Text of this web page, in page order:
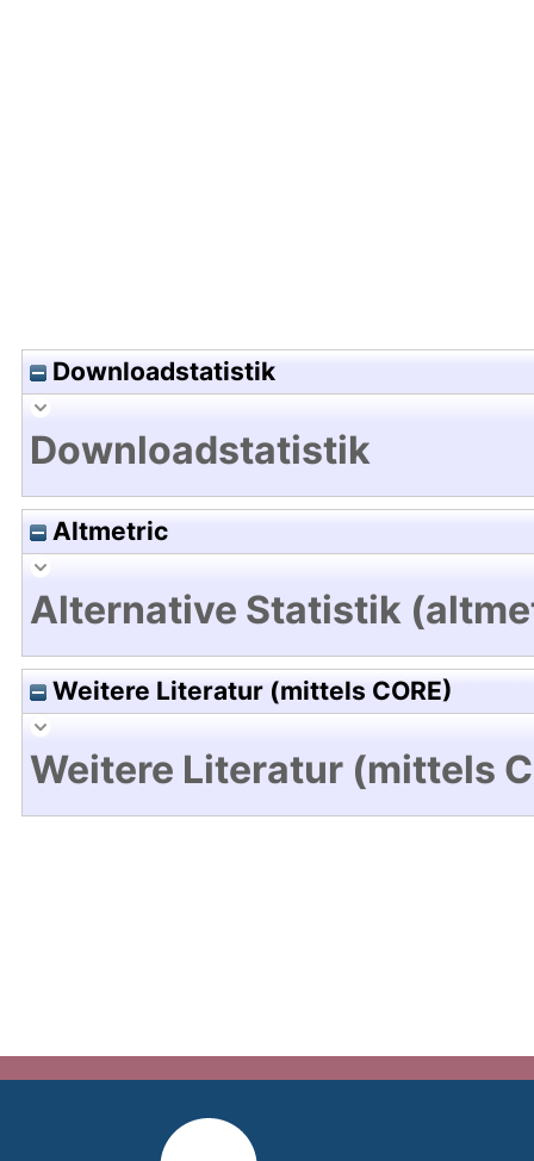
Downloadstatistik
Downloadstatistik
Altmetric
Alternative Statistik
Weitere Literatur (mittels CORE)
Weitere Literatur (mittels